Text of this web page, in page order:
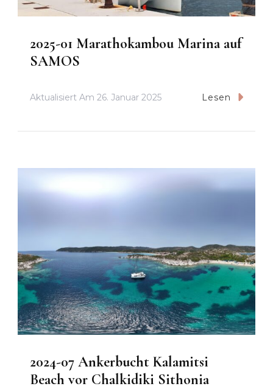
2025-01 Marathokambou Marina auf
SAMOS
Aktualisiert Am 26. Januar 2025 Lesen
2024-07 Ankerbucht Kalamitsi
Beach vor Chalkidiki Sithonia